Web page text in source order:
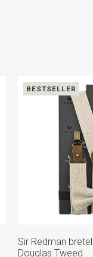
BESTSELLER
Sir Redman
Douglas Tweed